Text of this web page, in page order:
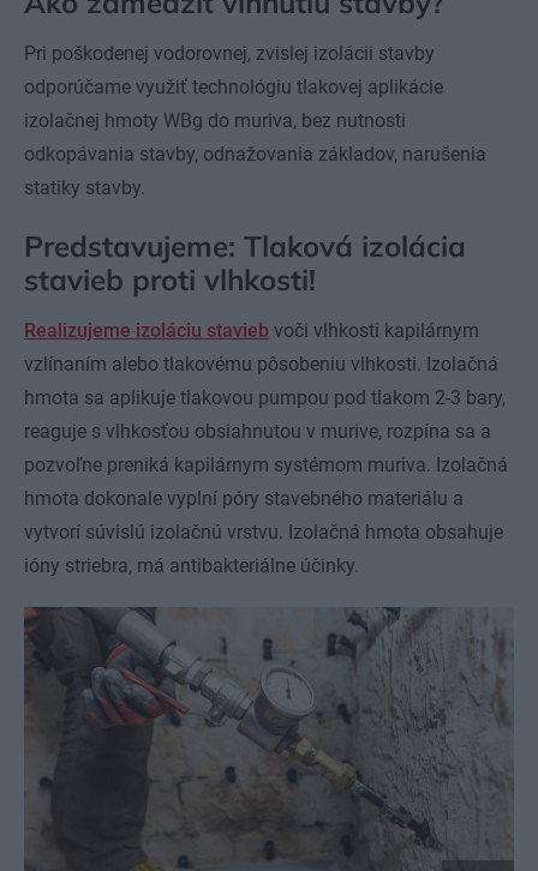
Pri poškodenej vodorovnej, zvislej izolácii stavby
odporúčame využiť technológiu tlakovej aplikácie
izolačnej hmoty WBg do muriva, bez nutnosti
odkopávania stavby, odnažovania základov, narušenia
statiky stavby.
Predstavujeme: Tlaková izolácia
stavieb proti vlhkosti!
Realizujeme izoláciu stavieb voči vlhkosti kapilárnym
vzlínaním alebo tlakovému pôsobeniu vlhkosti. Izolačná
hmota sa aplikuje tlakovou pumpou pod tlakom 2-3 bary,
reaguje s vlhkosťou obsiahnutou v murive, rozpína sa a
pozvoľne preniká kapilárnym systémom muriva. Izolačná
hmota dokonale vyplní póry stavebného materiálu a
vytvorí súvislú izolačnú vrstvu. Izolačná hmota obsahuje
ióny striebra, má antibakteriálne účinky.